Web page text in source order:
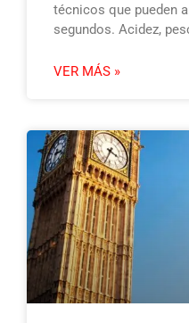
técnicos que pueden
segundos. Acidez,
VER MÁS »